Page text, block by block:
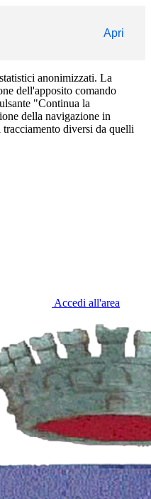
Apri
anonimizzati. La
dell'apposito comando
"Continua la
della navigazione in
diversi da quelli
Accedi all'area